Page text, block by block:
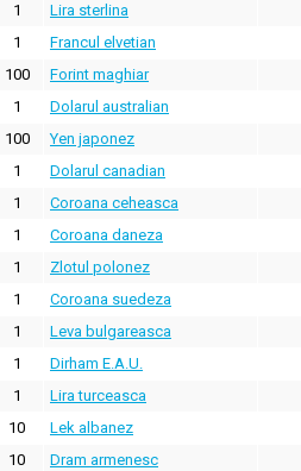
1 Lira sterlina
1 Francul elvetian
100 Forint maghiar
1 Dolarul australian
100 Yen japonez
1 Dolarul canadian
1 Coroana ceheasca
1 Coroana daneza
1 Zlotul polonez
1 Coroana suedeza
1 Leva bulgareasca
1 Dirham E.A.U.
1 Lira turceasca
10 Lek albanez
10 Dram armenesc